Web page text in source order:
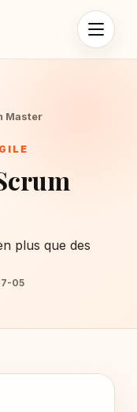
Ouvrir le
Master
plus que des
05